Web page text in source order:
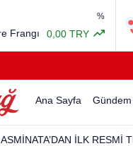
Japon Yeni
Ana Sayfa Gündem
ASMİNATA’DAN İLK RESMİ